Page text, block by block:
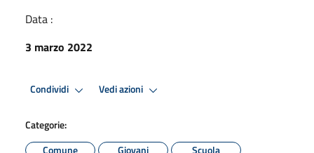
Data :
3 marzo 2022
Condividi Vedi azioni
Categorie:
Comune
Giovani Scuola